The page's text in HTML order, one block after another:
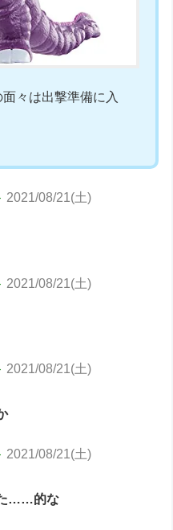
々は出撃準備に入
2021/08/21(土)
2021/08/21(土)
2021/08/21(土)
2021/08/21(土)
た……的な